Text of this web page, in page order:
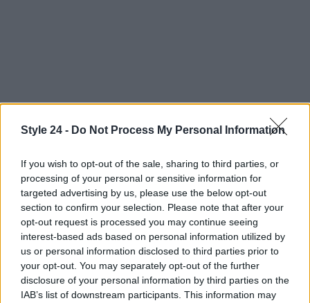
Style 24 - Do Not Process My Personal Information
If you wish to opt-out of the sale, sharing to third parties, or
processing of your personal or sensitive information for
targeted advertising by us, please use the below opt-out
section to confirm your selection. Please note that after your
opt-out request is processed you may continue seeing
interest-based ads based on personal information utilized by
us or personal information disclosed to third parties prior to
your opt-out. You may separately opt-out of the further
disclosure of your personal information by third parties on the
IAB’s list of downstream participants. This information may
AUTORE
Staff